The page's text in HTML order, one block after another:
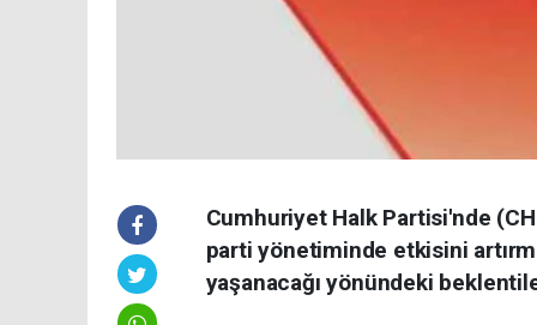
Cumhuriyet Halk Partisi'nde
parti yönetiminde etkisini
yaşanacağı yönündeki